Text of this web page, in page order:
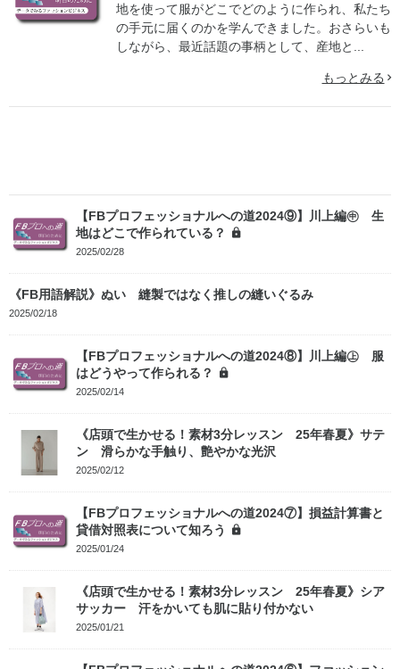
地を使って服がどこでどのように作られ、私たち
の手元に届くのかを学んできました。おさらいも
しながら、最近話題の事柄として、産地と...
もっとみる
【FBプロフェッショナルへの道2024⑨】川上編㊥ 生
地はどこで作られている？
2025/02/28
《FB用語解説》ぬい 縫製ではなく推しの縫いぐるみ
2025/02/18
【FBプロフェッショナルへの道2024⑧】川上編㊤ 服
はどうやって作られる？
2025/02/14
《店頭で生かせる！素材3分レッスン 25年春夏》サテ
ン 滑らかな手触り、艶やかな光沢
2025/02/12
【FBプロフェッショナルへの道2024⑦】損益計算書と
貸借対照表について知ろう
2025/01/24
《店頭で生かせる！素材3分レッスン 25年春夏》シア
サッカー 汗をかいても肌に貼り付かない
2025/01/21